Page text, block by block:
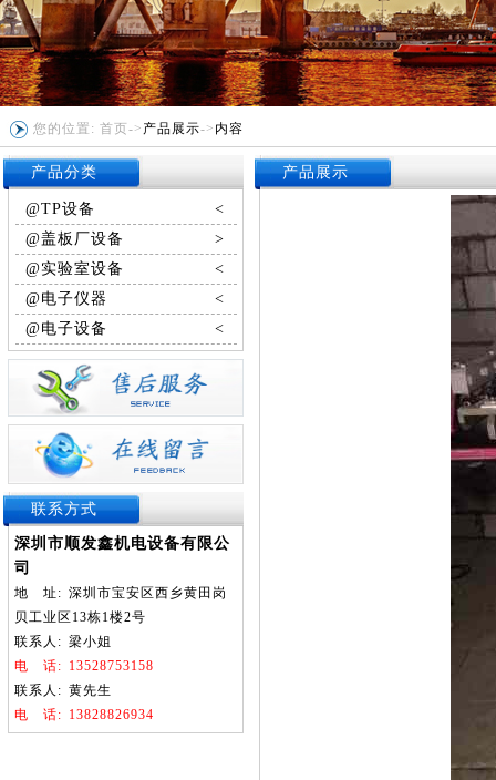
您的位置: 首页-> 产品展示-> 内容
产品分类
@TP设备
<
@盖板厂设备
>
@实验室设备
<
@电子仪器
<
@电子设备
<
联系方式
深圳市顺发鑫机电设备有限公
司
地 址: 深圳市宝安区西乡黄田岗
贝工业区13栋1楼2号
联系人: 梁小姐
电
话: 13528753158
联系人: 黄先生
电
话: 13828826934
产品展示